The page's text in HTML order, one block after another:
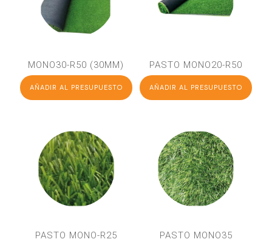
MONO30-R50 (30MM)
AÑADIR AL PRESUPUESTO
PASTO MONO20-R50
AÑADIR AL PRESUPUESTO
PASTO MONO-R25 PASTO MONO35